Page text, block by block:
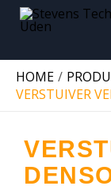
HOME
VERSTUIVER